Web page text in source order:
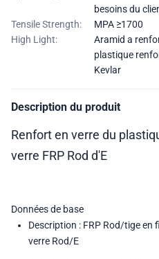
besoins du
Tensile Strength:
MPA ≥1700
High Light:
Aramid a
plastique
Kevlar
Description du produit
Renfort en verre du
verre FRP Rod d'E
Données de base
Description : FRP Rod/tige en
verre Rod/E